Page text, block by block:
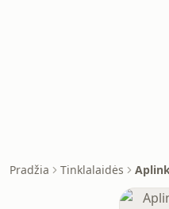
Pradžia Tinklalaidės